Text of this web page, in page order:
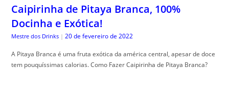
Caipirinha de Pitaya Branca, 100%
Docinha e Exótica!
Mestre dos Drinks | 20 de fevereiro de 2022
A Pitaya Branca é uma fruta exótica da américa central, apesar de doce
tem pouquíssimas calorias. Como Fazer Caipirinha de Pitaya Branca?